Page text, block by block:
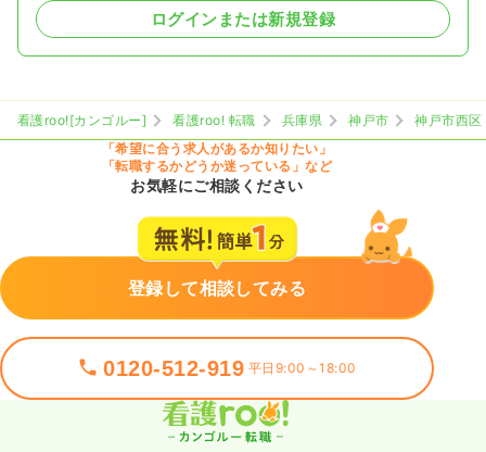
ログインまたは新規登録
看護roo![カンゴルー] 看護roo! 転職 兵庫県 神戸市
神戸市西区
「希望に合う求人があるか知りたい」
「転職するかどうか迷っている」など
お気軽にご相談ください
登録して相談してみる
0120-512-919 平日9:00～18:00